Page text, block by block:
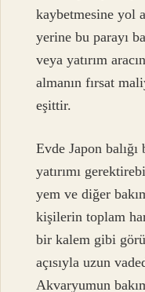
kaybetmesine yol
yerine bu parayı
veya yatırım
almanın fırsat
eşittir.
Evde Japon
yatırımı
yem ve diğer
kişilerin toplam
bir kalem gibi
açısıyla uzun
Akvaryumun